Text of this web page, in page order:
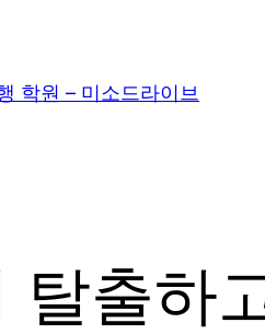
학원 – 미소드라이브
출하